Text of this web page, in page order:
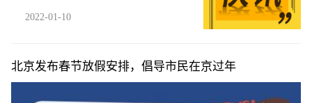
2022-01-10
北京发布春节放假安排，倡导市民在京过年